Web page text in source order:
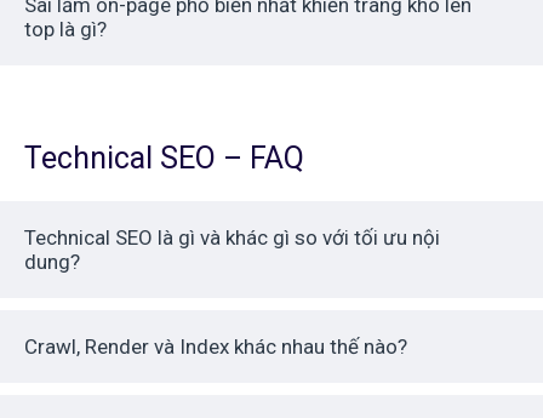
top là gì?
Technical SEO – FAQ
Technical SEO là gì và khác gì so với tối ưu nội
dung?
Crawl, Render và Index khác nhau thế nào?